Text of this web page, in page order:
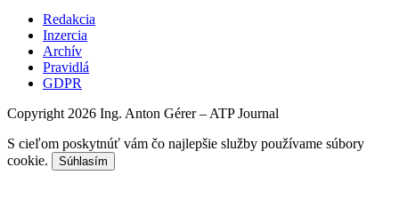
Redakcia
Inzercia
Archív
Pravidlá
GDPR
Copyright 2026 Ing. Anton Gérer – ATP Journal
S cieľom poskytnúť vám čo najlepšie služby používame súbory
cookie.
Súhlasím